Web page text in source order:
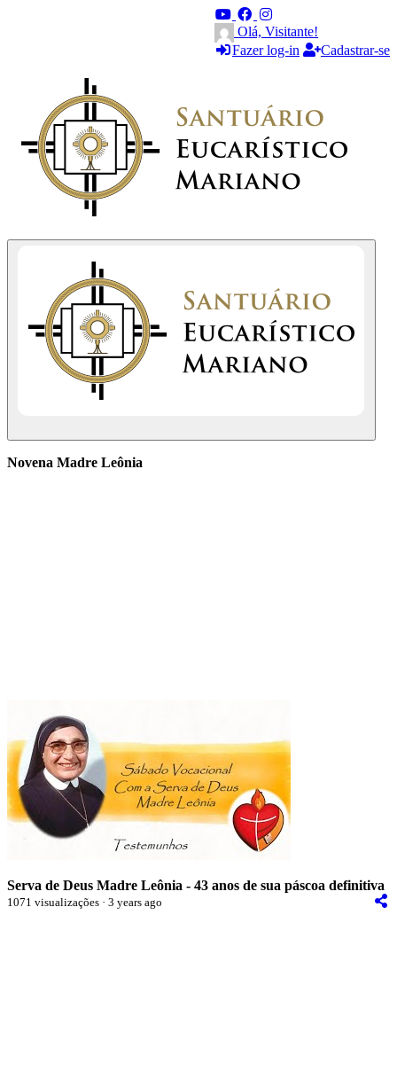
Olá, Visitante!
Fazer log-in
Cadastrar-se
Novena Madre Leônia
Serva de Deus Madre Leônia - 43 anos de sua páscoa definitiva
1071 visualizações · 3 years ago